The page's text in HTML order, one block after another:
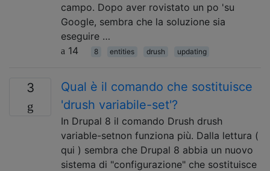
campo. Dopo aver rovistato un po 'su
Google, sembra che la soluzione sia
eseguire …
14
8 entities drush updating
3
Qual è il comando che sostituisce
'drush variabile-set'?
In Drupal 8 il comando Drush drush
variable-setnon funziona più. Dalla lettura (
qui ) sembra che Drupal 8 abbia un nuovo
sistema di "configurazione" che sostituisce